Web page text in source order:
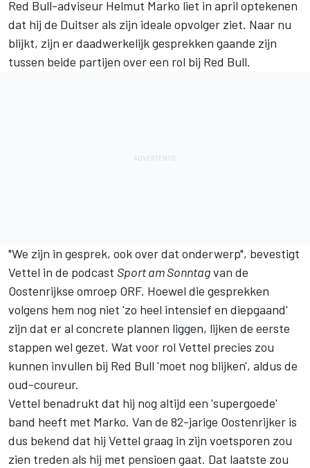
Red Bull-adviseur Helmut Marko liet in april optekenen
dat hij de Duitser als zijn ideale opvolger ziet. Naar nu
blijkt, zijn er daadwerkelijk gesprekken gaande zijn
tussen beide partijen over een rol bij Red Bull.
"We zijn in gesprek, ook over dat onderwerp", bevestigt
Vettel in de podcast Sport am Sonntagvan de
Oostenrijkse omroep ORF. Hoewel die gesprekken
volgens hem nog niet 'zo heel intensief en diepgaand'
zijn dat er al concrete plannen liggen, lijken de eerste
stappen wel gezet. Wat voor rol Vettel precies zou
kunnen invullen bij Red Bull 'moet nog blijken', aldus de
oud-coureur.
Vettel benadrukt dat hij nog altijd een 'supergoede'
band heeft met Marko. Van de 82-jarige Oostenrijker is
dus bekend dat hij Vettel graag in zijn voetsporen zou
zien treden als hij met pensioen gaat. Dat laatste zou